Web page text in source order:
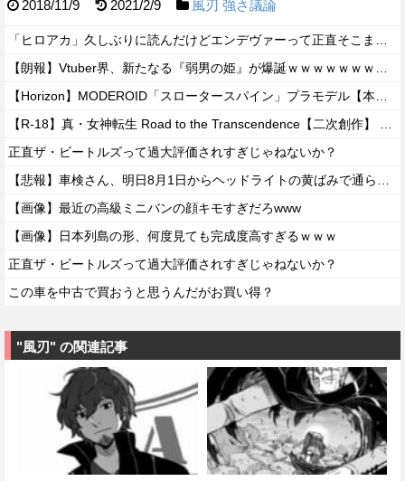
2018/11/9 2021/2/9 風刃 強さ議論
正直ザ・ビートルズって過大評価されすぎじゃねないか？
【画像】最近の高級ミニバンの顔キモすぎだろwww
【画像】日本列島の形、何度見ても完成度高すぎるｗｗｗ
正直ザ・ビートルズって過大評価されすぎじゃねないか？
この車を中古で買おうと思うんだがお買い得？
"風刃" の関連記事